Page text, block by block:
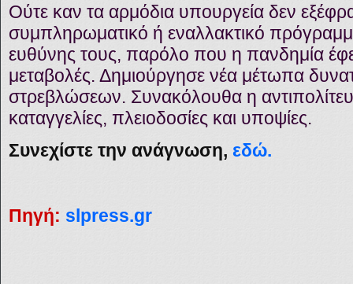
Ούτε καν τα αρμόδια υπουργεία δεν
συμπληρωματικό ή εναλλακτικό
ευθύνης τους, παρόλο που η πανδημία
μεταβολές. Δημιούργησε νέα μέτωπα
στρεβλώσεων. Συνακόλουθα η
καταγγελίες, πλειοδοσίες και υποψίες.
Συνεχίστε την ανάγνωση, εδώ.
Πηγή: slpress.gr